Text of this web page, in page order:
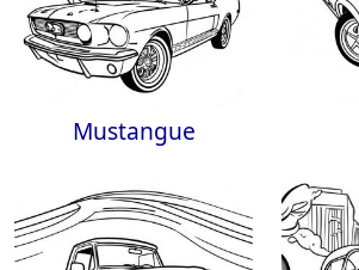
Mustangue